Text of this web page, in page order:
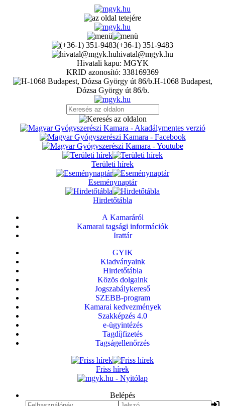
(+36-1) 351-9483
hivatal@mgyk.hu
Hivatali kapu: MGYK
KRID azonosító: 338169369
H-1068 Budapest,
Dózsa György út 86/b.
Területi hírek
Eseménynaptár
Hirdetőtábla
A Kamaráról
Kamarai tagsági információk
Irattár
GYIK
Kiadványaink
Hirdetőtábla
Közös dolgaink
Jogszabálykereső
SZEBB-program
Kamarai kedvezmények
Szakképzés 4.0
e-ügyintézés
Tagdíjfizetés
Tagságellenőrzés
Friss hírek
Belépés